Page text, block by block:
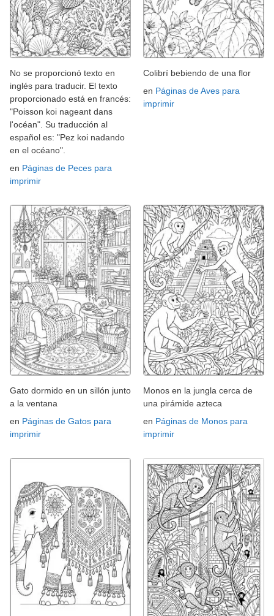
No se proporcionó texto en
inglés para traducir. El texto
proporcionado está en francés:
"Poisson koi nageant dans
l'océan". Su traducción al
español es: "Pez koi nadando
en el océano".
en Páginas de Peces para
imprimir
Colibrí bebiendo de una flor
en Páginas de Aves para
imprimir
Gato dormido en un sillón junto
a la ventana
en Páginas de Gatos para
imprimir
Monos en la jungla cerca de
una pirámide azteca
en Páginas de Monos para
imprimir